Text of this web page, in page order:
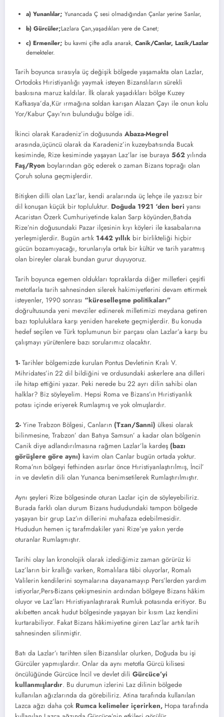
a) Yunanlılar; Yunancada Ç sesi olmadığından Çanlar yerine Sanlar,
b) Gürcüler;Lazlara Çan,yaşadıkları yere de Canet;
c) Ermeniler; bu kavmi çifte adla anarak, Canik/Canlar, Lazik/Lazlar
demekteler.
Tarih boyunca sırasıyla üç değişik bölgede yaşamakta olan Lazlar,
Ortodoks Hıristiyanlığı yaymak isteyen Bizanslıların sürekli
baskısına maruz kaldılar. İlk olarak yaşadıkları bölge Kuzey
Kafkasya’da,Kür ırmağına soldan karışan Alazan Çayı ile onun kolu
Yor/Kabur Çayı’nın bulunduğu bölge idi.
İkinci olarak Karadeniz’in doğusunda Abaza-Megrel
arasında,üçüncü olarak da Karadeniz’in kuzeybatısında Bucak
kesiminde, Rize kesiminde yaşayan Laz’lar ise buraya 562 yılında
Faş/Ryon boylarından göç ederek o zaman Bizans toprağı olan
Çoruh soluna geçmişlerdir.
Bitişken dilli olan Laz’lar, kendi aralarında üç lehçe ile yazısız bir
dil konuşan küçük bir topluluktur. Doğuda 1921 ‘den beri yansı
Acaristan Özerk Cumhuriyetinde kalan Sarp köyünden,Batıda
Rize’nin doğusundaki Pazar ilçesinin kıyı köyleri ile kasabalarına
yerleşmişlerdir. Bugün artık 1442 yıllık bir birlikteliği hiçbir
gücün bozamıyacağı, torunlarıyla ortak bir kültür ve tarih yaratmış
olan bireyler olarak bundan gurur duyuyoruz.
Tarih boyunca egemen oldukları topraklarda diğer milletleri çeşitli
metotlarla tarih sahnesinden silerek hakimiyetlerini devam ettirmek
isteyenler, 1990 sonrası “küreselleşme politikaları”
doğrultusunda yeni mevziler edinerek milletimizi meydana getiren
bazı topluluklara karşı yeniden harekete geçmişlerdir. Bu konuda
hedef seçilen ve Türk toplumunun bir parçası olan Lazlar’a karşı bu
çalışmayı yürütenlere bazı sorularımız olacaktır.
1- Tarihler bölgemizde kurulan Pontus Devletinin Kralı V.
Mihridates’in 22 dil bildiğini ve ordusundaki askerlere ana dilleri
ile hitap ettiğini yazar. Peki nerede bu 22 ayrı dilin sahibi olan
halklar? Biz söyleyelim. Hepsi Roma ve Bizans’ın Hıristiyanlık
potası içinde eriyerek Rumlaşmış ve yok olmuşlardır.
2- Yine Trabzon Bölgesi, Canların (Tzan/Sanni) ülkesi olarak
bilinmesine, Trabzon’ dan Batıya Samsun’ a kadar olan bölgenin
Canik diye adlandırılmasına rağmen Lazlar’la kardeş (bazı
görüşlere göre aynı) kavim olan Canlar bugün ortada yoktur.
Roma’nın bölgeyi fethinden asırlar önce Hıristiyanlaştırılmış, İncil’
in ve devletin dili olan Yunanca benimsetilerek Rumlaştırılmıştır.
Aynı şeyleri Rize bölgesinde oturan Lazlar için de söyleyebiliriz.
Burada farklı olan durum Bizans hududundaki tampon bölgede
yaşayan bir grup Laz’ın dillerini muhafaza edebilmesidir.
Hududun hemen iç tarafmdakiler yani Rize’ye yakın yerde
oturanlar Rumlaşmıştır.
Tarihi olay lan kronolojik olarak izlediğimiz zaman görürüz ki
Laz’ların bir krallığı varken, Romalılara tâbi oluyorlar, Romalı
Valilerin kendilerini soymalarına dayanamayıp Pers’lerden yardım
istiyorlar,Pers-Bizans çekişmesinin ardından bölgeye Bizans hâkim
oluyor ve Laz’ları Hıristiyanlaştırarak Rumluk potasında eritiyor. Bu
akıbetten ancak hudut bölgesinde yaşayan bir kısım Laz kendini
kurtarabiliyor. Fakat Bizans hâkimiyetine giren Laz’lar artık tarih
sahnesinden silinmiştir.
Batı da Lazlar’ı tarihten silen Bizanslılar olurken, Doğuda bu işi
Gürcüler yapmışlardır. Onlar da aynı metotla Gürcü kilisesi
öncülüğünde Gürcüce İncil ve devlet dili Gürcüce’yi
kullanmışlardır. Bu durumun izlerini Laz dilinin bölgede
kullanılan ağızlarında da görebiliriz. Atina tarafında kullanılan
Lazca ağzı daha çok Rumca kelimeler içerirken, Hopa tarafında